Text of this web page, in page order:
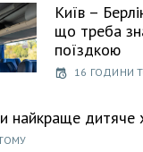
Київ –
що треба
поїздкою
16 ГОДИНИ
найкраще дитяче